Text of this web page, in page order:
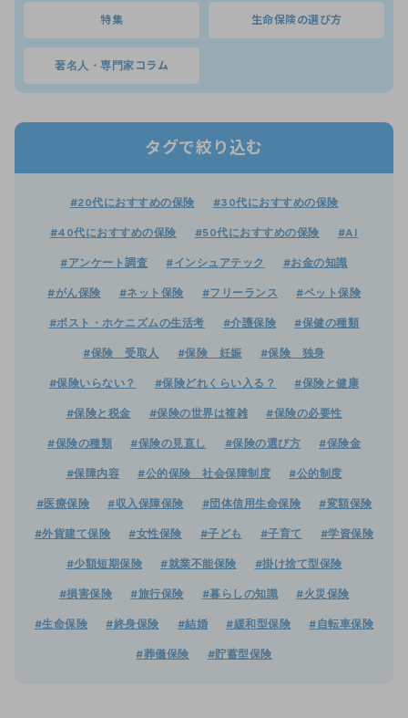
特集 生命保険の選び方
著名人・専門家コラム
タグで絞り込む
#20代におすすめの保険 #30代におすすめの保険
#40代におすすめの保険 #50代におすすめの保険 #AI
#アンケート調査 #インシュアテック #お金の知識
#がん保険 #ネット保険 #フリーランス #ペット保険
#ポスト・ホケニズムの生活考 #介護保険 #保健の種類
#保険 受取人 #保険 妊娠 #保険 独身
#保険いらない？ #保険どれくらい入る？ #保険と健康
#保険と税金 #保険の世界は複雑 #保険の必要性
#保険の種類 #保険の見直し #保険の選び方 #保険金
#保障内容 #公的保険 社会保障制度 #公的制度
#医療保険 #収入保障保険 #団体信用生命保険 #変額保険
#外貨建て保険 #女性保険 #子ども #子育て #学資保険
#少額短期保険 #就業不能保険 #掛け捨て型保険
#損害保険 #旅行保険 #暮らしの知識 #火災保険
#生命保険 #終身保険 #結婚 #緩和型保険 #自転車保険
#葬儀保険 #貯蓄型保険